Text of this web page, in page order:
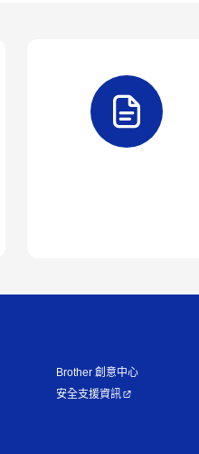
Brother 創意中心
安全支援資訊